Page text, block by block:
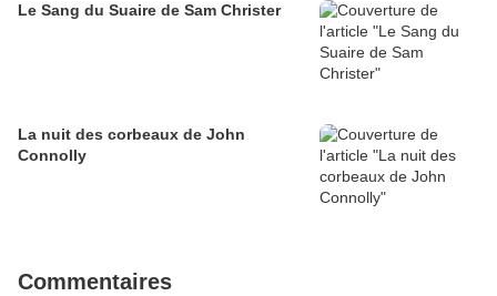
Le Sang du Suaire de Sam Christer
La nuit des corbeaux de John
Connolly
Commentaires